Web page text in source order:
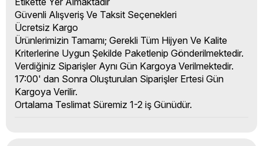
Güvenli Alışveriş Ve Taksit Seçenekleri
Ücretsiz Kargo
Ürünlerimizin Tamamı; Gerekli Tüm Hijyen Ve Kalite
Kriterlerine Uygun Şekilde Paketlenip Gönderilmektedir.
Verdiğiniz Siparişler Aynı Gün Kargoya Verilmektedir.
17:00' dan Sonra Oluşturulan Siparişler Ertesi Gün
Kargoya Verilir.
Ortalama Teslimat Süremiz 1-2 iş Günüdür.